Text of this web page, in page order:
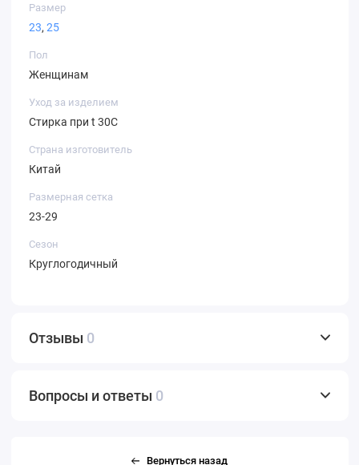
Размер
23, 25
Пол
Женщинам
Уход за изделием
Стирка при t 30С
Страна изготовитель
Китай
Размерная сетка
23-29
Сезон
Круглогодичный
Отзывы 0
Вопросы и ответы 0
Вернуться назад